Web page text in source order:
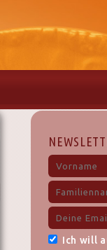
Ich will